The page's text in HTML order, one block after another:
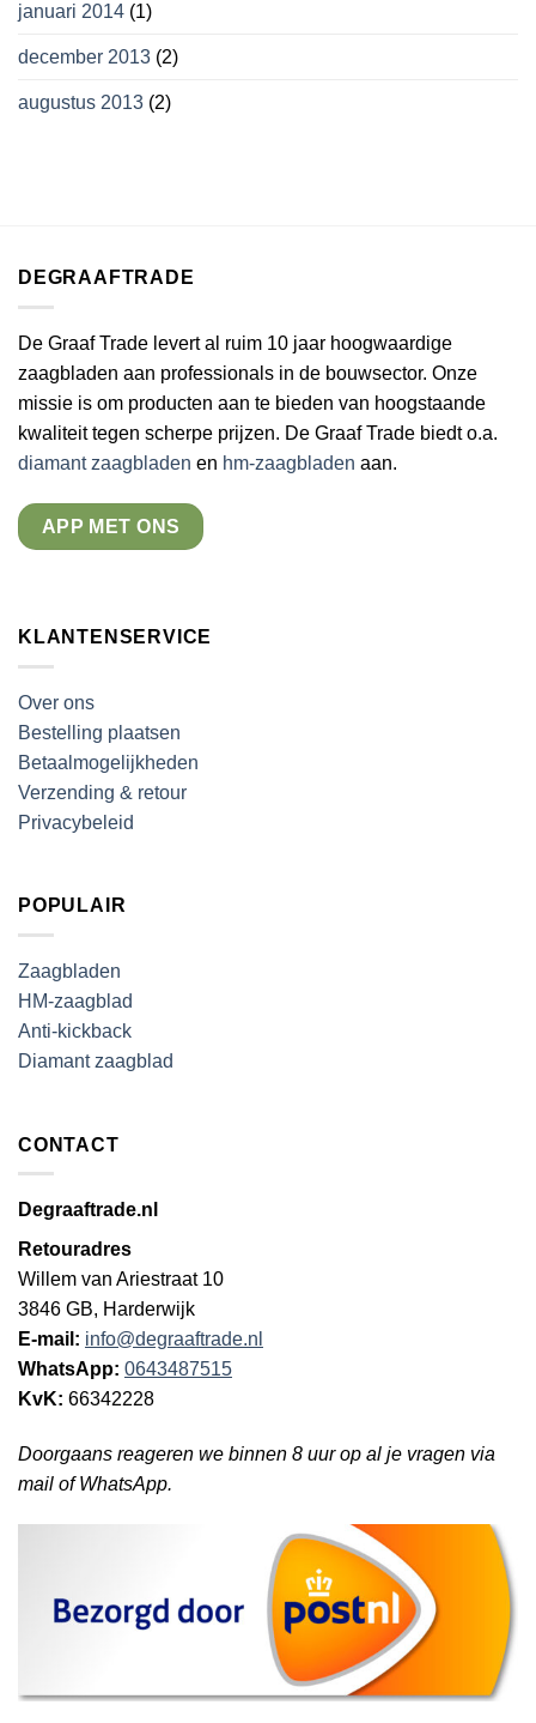
januari 2014 (1)
december 2013 (2)
augustus 2013 (2)
DEGRAAFTRADE
De Graaf Trade levert al ruim 10 jaar hoogwaardige
zaagbladen aan professionals in de bouwsector. Onze
missie is om producten aan te bieden van hoogstaande
kwaliteit tegen scherpe prijzen. De Graaf Trade biedt o.a.
diamant zaagbladen en hm-zaagbladen aan.
APP MET ONS
KLANTENSERVICE
Over ons
Bestelling plaatsen
Betaalmogelijkheden
Verzending & retour
Privacybeleid
POPULAIR
Zaagbladen
HM-zaagblad
Anti-kickback
Diamant zaagblad
CONTACT
Degraaftrade.nl
Retouradres
Willem van Ariestraat 10
3846 GB, Harderwijk
E-mail: info@degraaftrade.nl
WhatsApp: 0643487515
KvK: 66342228
Doorgaans reageren we binnen 8 uur op al je vragen via
mail of WhatsApp.